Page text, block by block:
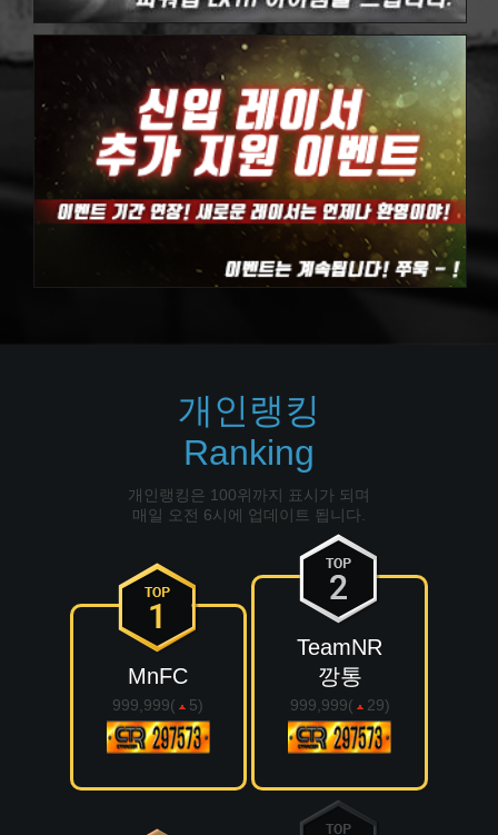
개인랭킹
Ranking
개인랭킹은 100위까지 표시가 되며
매일 오전 6시에 업데이트 됩니다.
MnFC
999,999( 5)
TeamNR
깡통
999,999( 29)